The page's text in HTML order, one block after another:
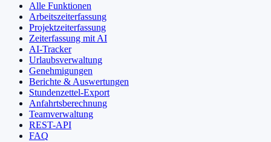
Alle Funktionen
Arbeitszeiterfassung
Projektzeiterfassung
Zeiterfassung mit AI
AI-Tracker
Urlaubsverwaltung
Genehmigungen
Berichte & Auswertungen
Stundenzettel-Export
Anfahrtsberechnung
Teamverwaltung
REST-API
FAQ